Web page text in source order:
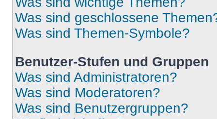
Was sind geschlossene
Was sind Themen-Symbole?
Benutzer-Stufen und Gruppen
Was sind Administratoren?
Was sind Moderatoren?
Was sind Benutzergruppen?